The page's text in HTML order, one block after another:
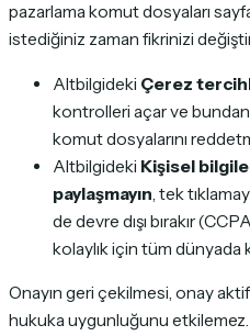
pazarlama komut dosyaları
istediğiniz zaman fikrinizi
Altbilgideki Çerez
kontrolleri açar ve
komut dosyalarını
Altbilgideki Kişisel
paylaşmayın , tek
de devre dışı bırakır
kolaylık için tüm dünyada
Onayın geri çekilmesi, onay
hukuka uygunluğunu etkilemez.